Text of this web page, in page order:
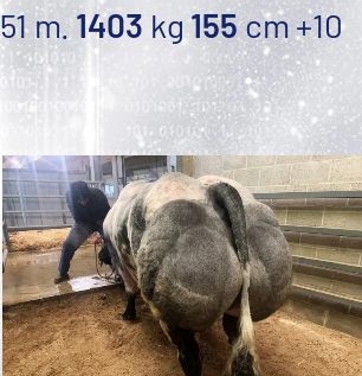
51 m. 1403 kg 155cm +10